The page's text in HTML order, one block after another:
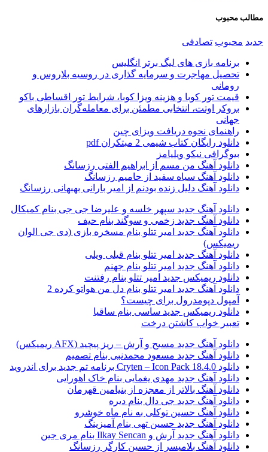
محبوب
محبوب تصادفی
برنامه بازی های لیگ برتر انگلیس
تحصیل مهاجرت و سرمایه گذاری در روسیه بلاروس و
رومانی
قیمت تور کوبا و هزینه ویزا کوبا، شرایط تور اقساطی باکو
بروکر اوتت، انتخابی مطمئن برای معامله‌گران بازارهای
جهانی
راهنمای نحوه دریافت ویزای چین
دانلود رایگان کتاب شیمی 2 مبتکران pdf
بیوگرافی نیکو ویلیامز
دانلود آهنگ من مسم از ابراهیم الفتی رزسانگ
دانلود آهنگ سیاه سفید از حامیم رزسانگ
دانلود آهنگ دلیل زنده بودنم از امیر بارانی بهبهانی رزسانگ
دانلود آهنگ جدید سپهر خلسه و علیرضا جی جی بنام کمیکال
دانلود آهنگ جدید زخمی و سوگند بنام حیف
دانلود آهنگ جدید امیر تتلو بنام مسخره بازی (دی جی الوان
ریمیکس)
دانلود آهنگ جدید امیر تتلو بنام قیلی ویلی
دانلود آهنگ جدید امیر تتلو بنام جهنم
دانلود ریمیکس جدید امیر تتلو بنام رفتنت
دانلود آهنگ جدید امیر تتلو بنام دل من هواتو کرده 2
آمپول دپومدرول برای چیست؟
دانلود ریمیکس جدید ساسی بنام ساقیا
تعبیر خواب کاشتن درخت
دانلود آهنگ جدید مسیح و آرش – ریز پیچید (AFX ریمیکس)
دانلود آهنگ جدید مسعود محمدنبی بنام تصمیم
دانلود Cryten – Icon Pack 18.4.0 برنامه تم جدید برای اندروید
دانلود آهنگ جدید مهدی یغمایی بنام خاک اهورایی
دانلود آهنگ بالاتر از معجزه از بنیامین قهرمان
دانلود آهنگ جدید جی دال بنام دیره
دانلود آهنگ حسین توکلی به نام ماه خوشرو
دانلود آهنگ جدید حسین تهی بنام آمیزینگ
دانلود آهنگ جدید آرش و Ilkay Sencan بنام مری جین
دانلود آهنگ بلامیسر از حسین کارگر رزسانگ